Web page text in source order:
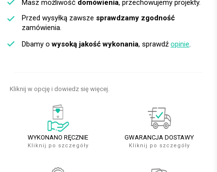
Masz możliwość domówienia, przechowujemy projekty.
Przed wysyłką zawsze sprawdzamy zgodność
zamówienia.
Dbamy owysoką jakość wykonania, sprawdź opinie
Kliknij w opcję i dowiedz się więcej.
WYKONANO RĘCZNIE
Kliknij po szczegóły
GWARANCJA DOSTAWY
Kliknij po szczegóły